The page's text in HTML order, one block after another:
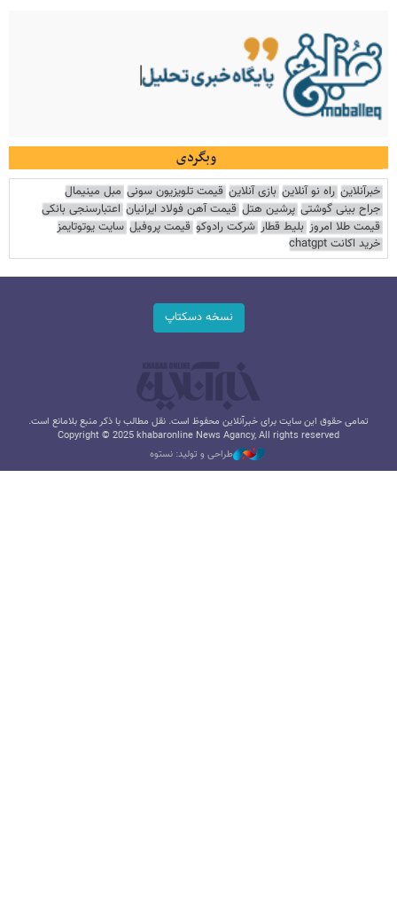
وبگردی
خبرآنلاین راه نو آنلاین بازی آنلاین قیمت تلویزیون سونی مبل مینیمال
جراح بینی گوشتی پرشین هتل قیمت آهن فولاد ایرانیان اعتبارسنجی بانکی
قیمت طلا امروز بلیط قطار شرکت رادوکو قیمت پروفیل سایت یوتوتایمز
خرید اکانت chatgpt
نسخه دسکتاپ
تمامی حقوق این سایت برای خبرآنلاین محفوظ است. نقل مطالب با ذکر منبع بلامانع است.
Copyright © 2025 khabaronline News Agancy, All rights reserved
طراحی و تولید: نستوه